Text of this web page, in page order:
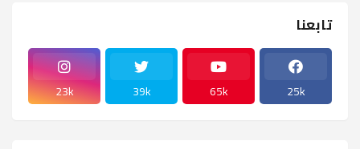
تابعنا
25k
65k
39k
23k